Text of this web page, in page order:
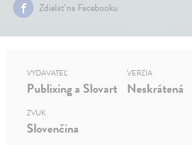
Zdielať na Facebooku
VYDAVATEĽ
Publixing a Slovart
VERZIA
Neskrátená
ZVUK
Slovenčina